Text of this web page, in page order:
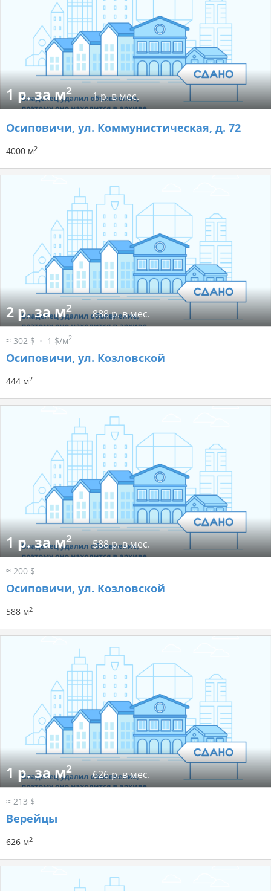
1 р. за м2 1 р. в мес.
Осиповичи, ул. Коммунистическая, д. 72
4000 м2
2 р. за м2 888 р. в мес.
≈ 302 $ 1 $/м2
Осиповичи, ул. Козловской
444 м2
1 р. за м2 588 р. в мес.
≈ 200 $
Осиповичи, ул. Козловской
588 м2
1 р. за м2 626 р. в мес.
≈ 213 $
Верейцы
626 м2